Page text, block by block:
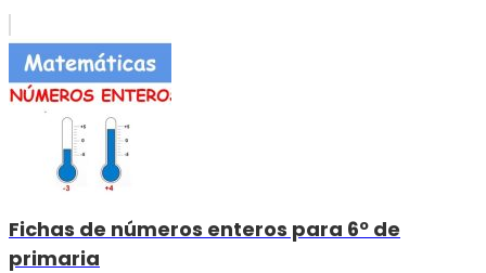
Fichas de números enteros para 6º de
primaria